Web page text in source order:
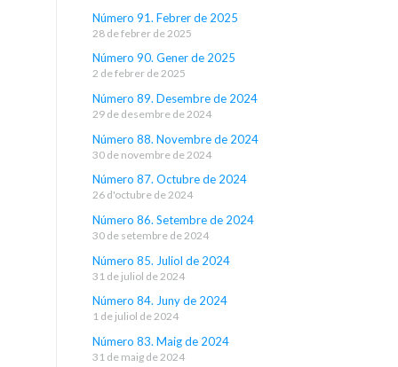
Número 91. Febrer de 2025
28 de febrer de 2025
Número 90. Gener de 2025
2 de febrer de 2025
Número 89. Desembre de 2024
29 de desembre de 2024
Número 88. Novembre de 2024
30 de novembre de 2024
Número 87. Octubre de 2024
26 d'octubre de 2024
Número 86. Setembre de 2024
30 de setembre de 2024
Número 85. Juliol de 2024
31 de juliol de 2024
Número 84. Juny de 2024
1 de juliol de 2024
Número 83. Maig de 2024
31 de maig de 2024